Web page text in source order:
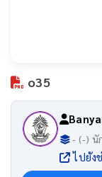
o35
- (-) นั
ไปยัง